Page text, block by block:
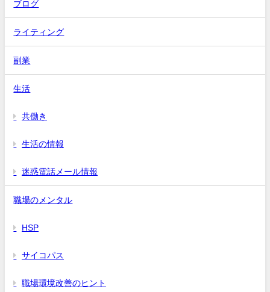
ブログ
ライティング
副業
生活
共働き
生活の情報
迷惑電話メール情報
職場のメンタル
HSP
サイコパス
職場環境改善のヒント